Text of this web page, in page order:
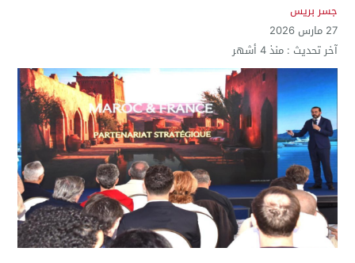
جسر بريس
27 مارس 2026
آخر تحديث :منذ 4 أشهر